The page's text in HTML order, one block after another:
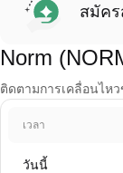
สมัคร
Norm
ติดตามการเคลื่อนไห
เวลา
วันนี้